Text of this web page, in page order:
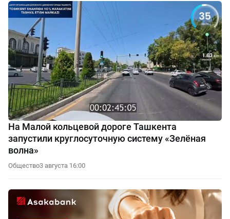
На Малой кольцевой дороге Ташкента
запустили круглосуточную систему «Зелёная
волна»
Общество3 августа 16:00